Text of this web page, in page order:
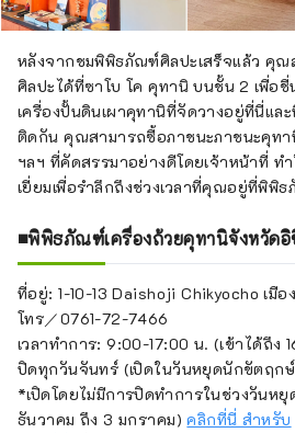
หลังจากชมพิพิธภัณฑ์ศิลปะเสร็จแล้ว คุณส
ศิลปะได้ที่ซาโบ โค คุทานิ บนชั้น 2 เพื่อ
เครื่องปั้นดินเผาคุทานิที่จัดวางอยู่ที่นี่แ
ติดกัน คุณสามารถซื้อภาชนะภาชนะคุทา
ฯลฯ ที่คัดสรรมาอย่างดีโดยเจ้าหน้าที่ ท
เยี่ยมเพื่อรำลึกถึงช่วงเวลาที่คุณอยู่ที่พิพิ
■พิพิธภัณฑ์เครื่องถ้วยคุทานิจังหวัดอิ
ที่อยู่: 1-10-13 Daishoji Chikyocho เมื
โทร／0761-72-7466
เวลาทำการ: 9:00-17:00 น. (เข้าได้ถึง
ปิดทุกวันจันทร์ (เปิดในวันหยุดนักขัตฤก
*เปิดโดยไม่มีการปิดทำการในช่วงวันห
ธันวาคม ถึง 3 มกราคม)คลิกที่นี่ สำหรับ